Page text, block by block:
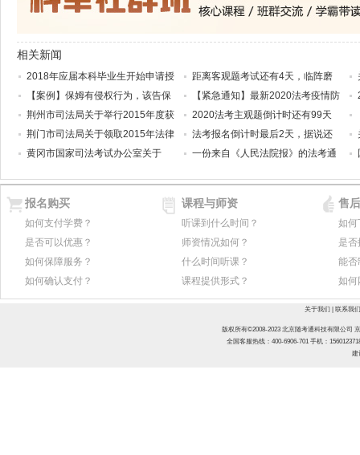
相关新闻
2018年应届本科毕业生开始申请授
【案例】保姆有侵权行为，该告保
荆州市司法局关于举行2015年度获
荆门市司法局关于领取2015年法律
黄冈市国家司法考试办公室关于
距离客观题考试还有4天，临阵磨
【紧急通知】最新2020法考疫情防
2020法考主观题倒计时还有99天
法考报名倒计时最后2天，据说还
一份来自《人民法院报》的法考通
报名购买
如何支付学费？
是否可以优惠？
如何保障服务？
如何确认支付？
课程与师资
听课到什么时间？
师资情况如何？
什么时间听课？
课程提供形式？
售
如何
是
能否
如何
关于我们 联系我们
版权所有©2008-2023 北京随考通科技有限公司
全国客服热线：400-6906-701 手机：
建